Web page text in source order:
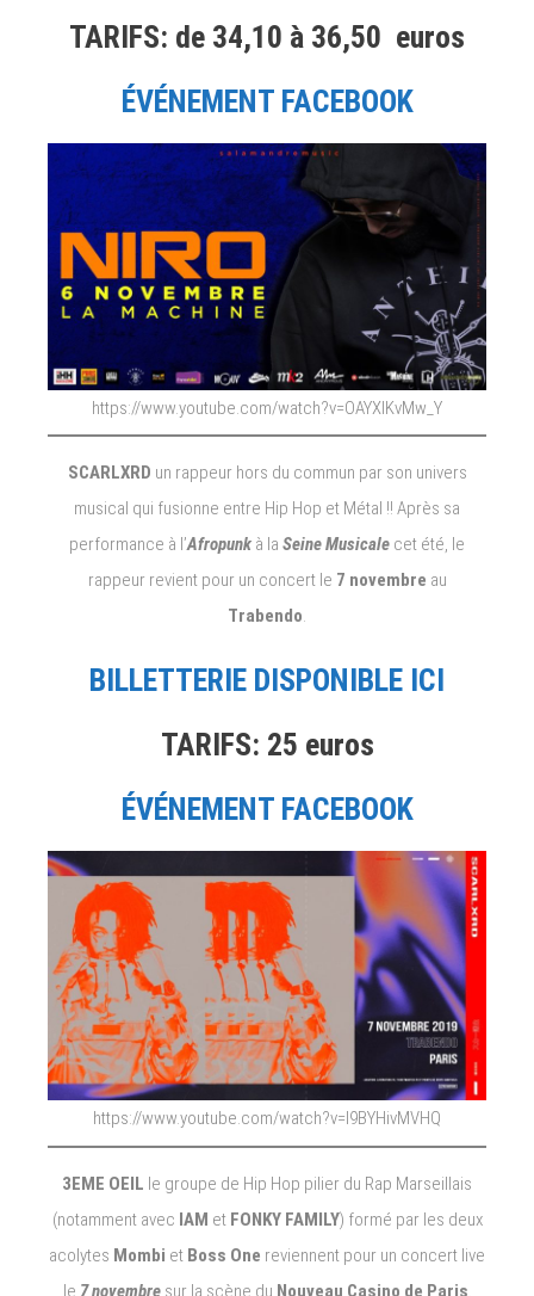
TARIFS: de 34,10 à 36,50 euros
ÉVÉNEMENT FACEBOOK
https://www.youtube.com/watch?v=OAYXlKvMw_Y
SCARLXRD un rappeur hors du commun par son univers
musical qui fusionne entre Hip Hop et Métal !! Après sa
performance à l’Afropunk à la Seine Musicale cet été, le
rappeur revient pour un concert le 7 novembre au
Trabendo.
BILLETTERIE DISPONIBLE ICI
TARIFS: 25 euros
ÉVÉNEMENT FACEBOOK
https://www.youtube.com/watch?v=I9BYHivMVHQ
3EME OEIL le groupe de Hip Hop pilier du Rap Marseillais
(notamment avec IAM et FONKY FAMILY) formé par les deux
acolytes Mombi et Boss One reviennent pour un concert live
le 7 novembresur la scène du Nouveau Casino de Paris.